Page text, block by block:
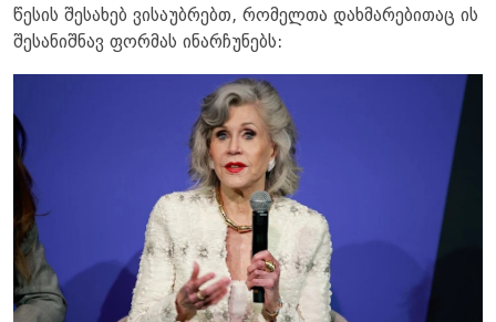
წესის შესახებ ვისაუბრებთ, რომელთა დახმარებითაც ის
შესანიშნავ ფორმას ინარჩუნებს: